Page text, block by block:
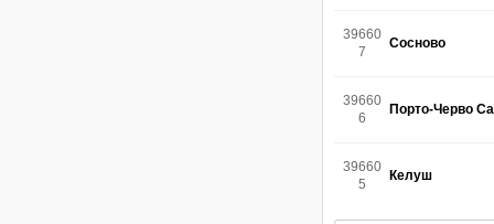
39660
7
Сосново
39660
6
Порто-Черво
39660
5
Келуш